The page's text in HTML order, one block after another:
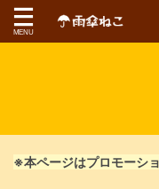
※本ページはプロモーシ